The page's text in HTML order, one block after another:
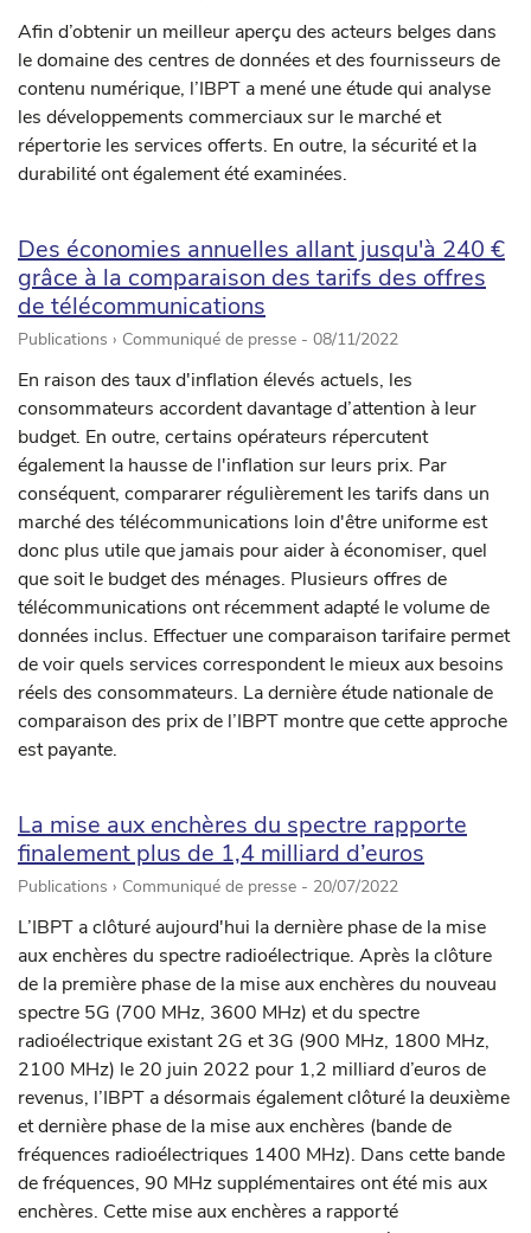
Afin d’obtenir un meilleur aperçu des acteurs belges dans
le domaine des centres de données et des fournisseurs de
contenu numérique, l’IBPT a mené une étude qui analyse
les développements commerciaux sur le marché et
répertorie les services offerts. En outre, la sécurité et la
durabilité ont également été examinées.
Des économies annuelles allant jusqu'à 240 €
grâce à la comparaison des tarifs des offres
de télécommunications
Publications › Communiqué de presse - 08/11/2022
En raison des taux d'inflation élevés actuels, les
consommateurs accordent davantage d’attention à leur
budget. En outre, certains opérateurs répercutent
également la hausse de l'inflation sur leurs prix. Par
conséquent, compararer régulièrement les tarifs dans un
marché des télécommunications loin d'être uniforme est
donc plus utile que jamais pour aider à économiser, quel
que soit le budget des ménages. Plusieurs offres de
télécommunications ont récemment adapté le volume de
données inclus. Effectuer une comparaison tarifaire permet
de voir quels services correspondent le mieux aux besoins
réels des consommateurs. La dernière étude nationale de
comparaison des prix de l’IBPT montre que cette approche
est payante.
La mise aux enchères du spectre rapporte
finalement plus de 1,4 milliard d’euros
Publications › Communiqué de presse - 20/07/2022
L’IBPT a clôturé aujourd'hui la dernière phase de la mise
aux enchères du spectre radioélectrique. Après la clôture
de la première phase de la mise aux enchères du nouveau
spectre 5G (700 MHz, 3600 MHz) et du spectre
radioélectrique existant 2G et 3G (900 MHz, 1800 MHz,
2100 MHz) le 20 juin 2022 pour 1,2 milliard d’euros de
revenus, l’IBPT a désormais également clôturé la deuxième
et dernière phase de la mise aux enchères (bande de
fréquences radioélectriques 1400 MHz). Dans cette bande
de fréquences, 90 MHz supplémentaires ont été mis aux
enchères. Cette mise aux enchères a rapporté